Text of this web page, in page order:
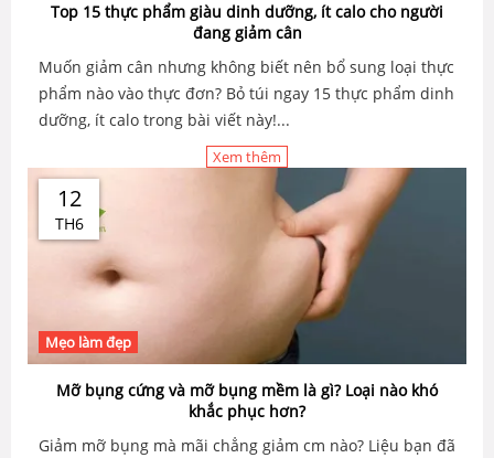
Top 15 thực phẩm giàu dinh dưỡng, ít calo cho người
đang giảm cân
Muốn giảm cân nhưng không biết nên bổ sung loại thực
phẩm nào vào thực đơn? Bỏ túi ngay 15 thực phẩm dinh
dưỡng, ít calo trong bài viết này!...
Xem thêm
12
TH6
Mẹo làm đẹp
Mỡ bụng cứng và mỡ bụng mềm là gì? Loại nào khó
khắc phục hơn?
Giảm mỡ bụng mà mãi chẳng giảm cm nào? Liệu bạn đã